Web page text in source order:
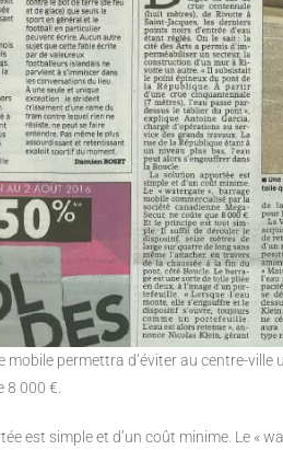
mobile permettra d’éviter au centre-
8 000 €.
est simple et d’un coût minime. Le «